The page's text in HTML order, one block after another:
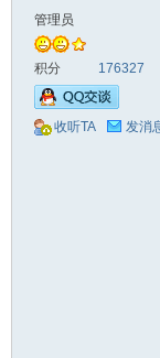
管理员
积分 176327
收听TA 发消